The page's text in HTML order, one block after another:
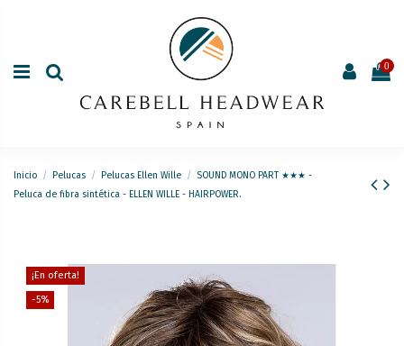
0
Inicio Pelucas Pelucas Ellen Wille
SOUND MONO PART ★★★ -
Peluca de fibra sintética - ELLEN WILLE - HAIRPOWER.
¡En oferta!
-5%